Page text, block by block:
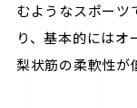
むようなスポー
り、基本的にはオ
梨状筋の柔軟性が